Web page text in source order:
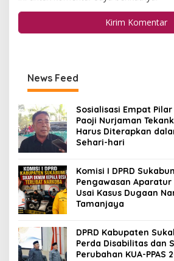
News Feed
Sosialisasi Empat
Paoji Nurjaman
Harus Diterapkan
Sehari-hari
Komisi I DPRD
Pengawasan
Usai Kasus Dugaan
Tamanjaya
DPRD Kabupaten
Perda Disabilitas dan
Perubahan KUA-PPAS